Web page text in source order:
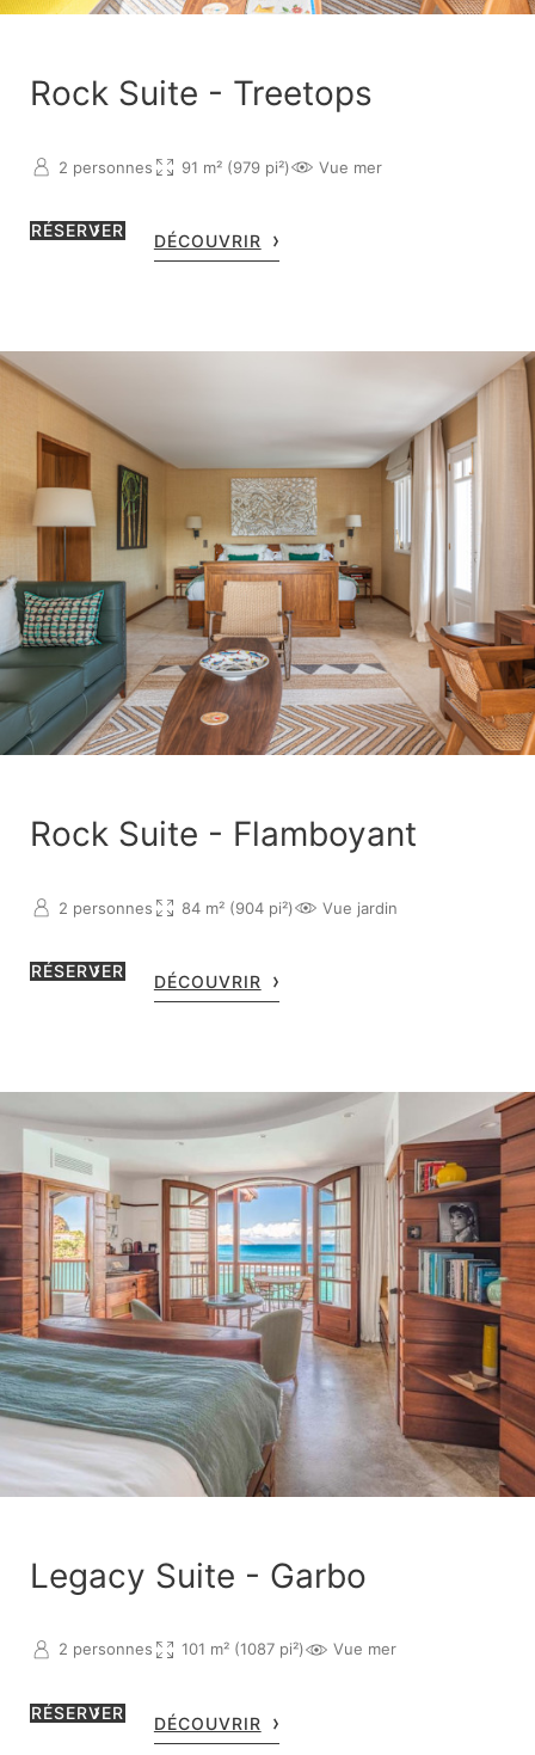
Rock Suite - Treetops
2 personnes 91 m² (979 pi²) Vue mer
RÉSERVER
DÉCOUVRIR
Rock Suite - Flamboyant
2 personnes 84 m² (904 pi²) Vue jardin
RÉSERVER
DÉCOUVRIR
Legacy Suite - Garbo
2 personnes 101 m² (1087 pi²) Vue mer
RÉSERVER
DÉCOUVRIR